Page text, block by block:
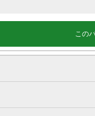
この